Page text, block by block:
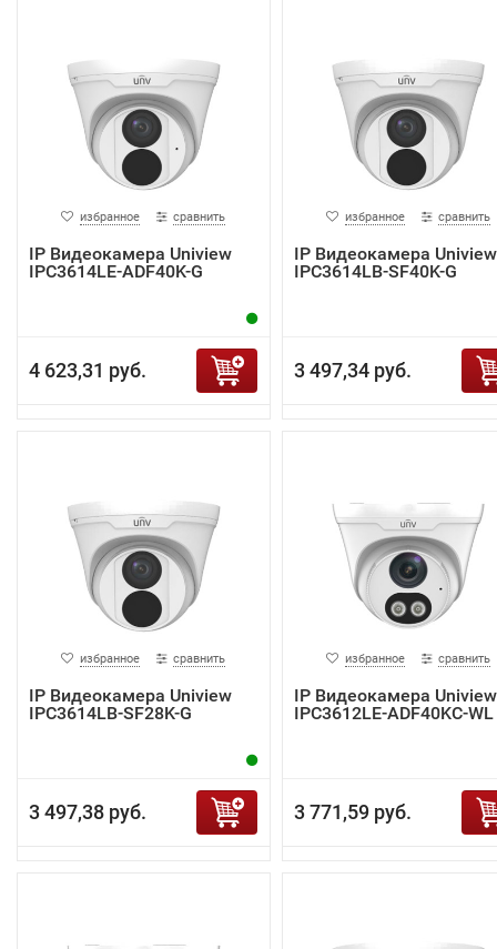
избранное сравнить
IP Видеокамера Uniview
IPC3614LE-ADF40K-G
4 623,31 руб.
избранное сравнить
IP Видеокамера Uniview
IPC3614LB-SF40K-G
3 497,34 руб.
избранное сравнить
IP Видеокамера Uniview
IPC3614LB-SF28K-G
3 497,38 руб.
избранное сравнить
IP Видеокамера Uniview
IPC3612LE-ADF40KC-WL
3 771,59 руб.